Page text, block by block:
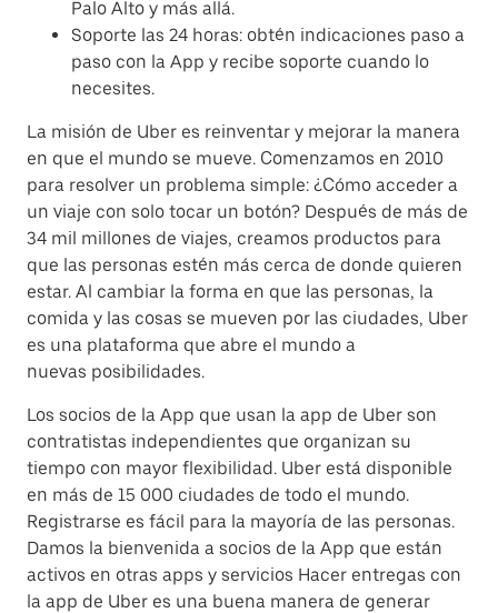
Palo Alto y más allá.
Soporte las 24 horas: obtén indicaciones paso a
paso con la App y recibe soporte cuando lo
necesites.
La misión de Uber es reinventar y mejorar la manera
en que el mundo se mueve. Comenzamos en 2010
para resolver un problema simple: ¿Cómo acceder a
un viaje con solo tocar un botón? Después de más de
34 mil millones de viajes, creamos productos para
que las personas estén más cerca de donde quieren
estar. Al cambiar la forma en que las personas, la
comida y las cosas se mueven por las ciudades, Uber
es una plataforma que abre el mundo a
nuevas posibilidades.
Los socios de la App que usan la app de Uber son
contratistas independientes que organizan su
tiempo con mayor flexibilidad. Uber está disponible
en más de 15 000 ciudades de todo el mundo.
Registrarse es fácil para la mayoría de las personas.
Damos la bienvenida a socios de la App que están
activos en otras apps y servicios Hacer entregas con
la app de Uber es una buena manera de generar